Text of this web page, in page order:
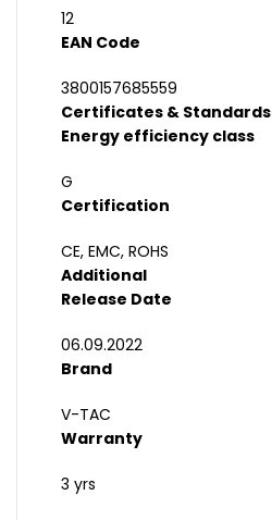
12
EAN Code
3800157685559
Certificates & Standards
Energy efficiency class
G
Certification
CE, EMC, ROHS
Additional
Release Date
06.09.2022
Brand
V-TAC
Warranty
3 yrs